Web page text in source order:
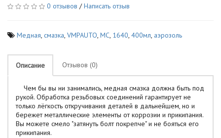
0 отзывов /Написать отзыв
Медная, смазка, VMPAUTO, МС, 1640, 400мл, аэрозоль
Описание Отзывов (0)
Чем бы вы ни занимались, медная смазка должна быть под
рукой. Обработка резьбовых соединений гарантирует не
только лёгкость откручивания деталей в дальнейшем, но и
бережет металлические элементы от коррозии и прикипания.
Вы можете смело "затянуть болт покрепче" и не бояться его
прикипания.